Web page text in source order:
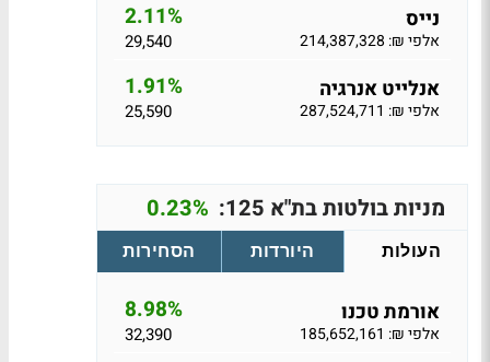
נייס 2.11%
אלפי ₪: 214,387,328 29,540
אנלייט אנרגיה 1.91%
אלפי ₪: 287,524,711 25,590
מניות בולטות בת"א 125: 0.23%
העולות היורדות הסחירות
אורמת טכנו 8.98%
אלפי ₪: 185,652,161 32,390